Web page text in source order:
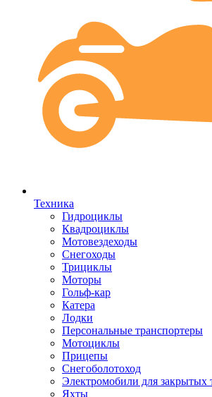
Техника
Гидроциклы
Квадроциклы
Мотовездеходы
Снегоходы
Трициклы
Моторы
Гольф-кар
Катера
Лодки
Персональные транспортеры
Мотоциклы
Прицепы
Снегоболотоход
Электромобили для закрытых
Яхты